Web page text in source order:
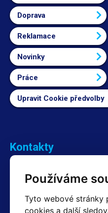
Používáme
Tyto webové stránky
cookies a další
Doprava
Reklamace
Novinky
Práce
Upravit Cookie předvolby
Kontakty
+420 603 357 606
Fakturační a expediční